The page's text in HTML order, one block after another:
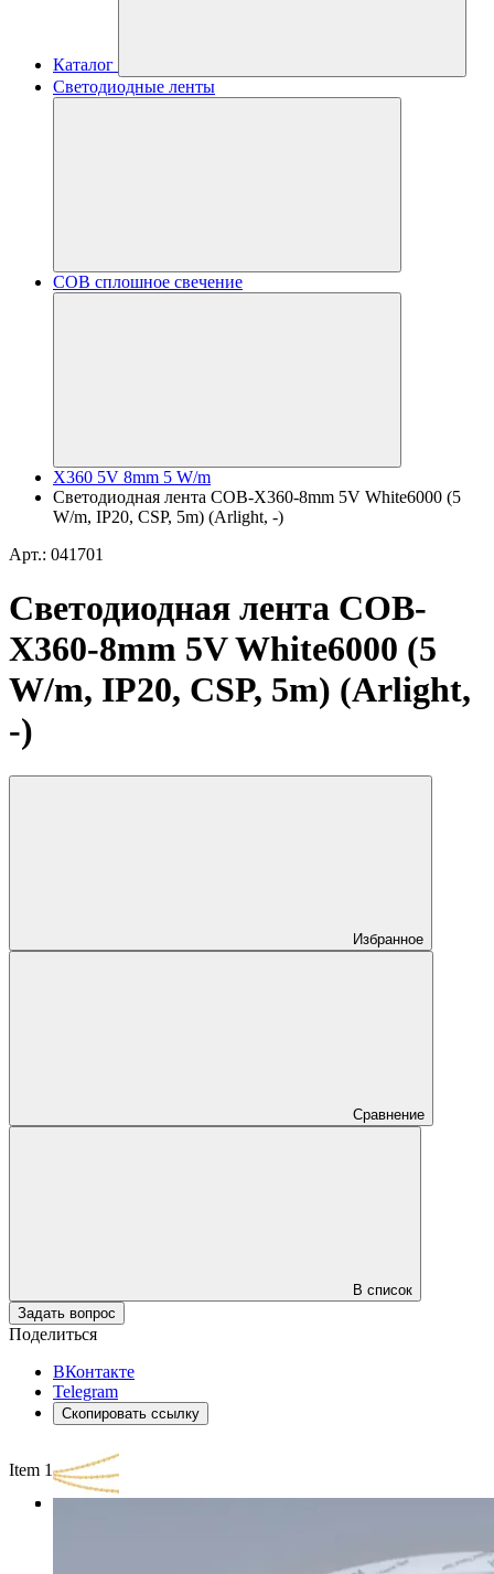
Каталог
Светодиодные ленты
COB сплошное свечение
X360 5V 8mm 5 W/m
Светодиодная лента COB-X360-8mm 5V White6000 (5
W/m, IP20, CSP, 5m) (Arlight, -)
Арт.: 041701
Светодиодная лента COB-
X360-8mm 5V White6000 (5
W/m, IP20, CSP, 5m) (Arlight,
-)
Избранное
Сравнение
В список
Задать вопрос
Поделиться
ВКонтакте
Telegram
Скопировать ссылку
Item 1 of 3